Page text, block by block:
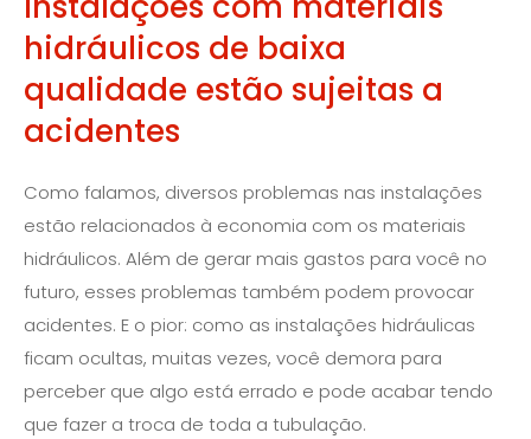
hidráulicos de baixa
qualidade estão sujeitas a
acidentes
Como falamos, diversos problemas nas instalações
estão relacionados à economia com os materiais
hidráulicos. Além de gerar mais gastos para você no
futuro, esses problemas também podem provocar
acidentes. E o pior: como as instalações hidráulicas
ficam ocultas, muitas vezes, você demora para
perceber que algo está errado e pode acabar tendo
que fazer a troca de toda a tubulação.